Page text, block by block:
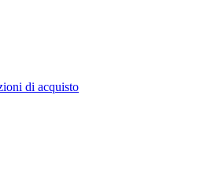
di acquisto